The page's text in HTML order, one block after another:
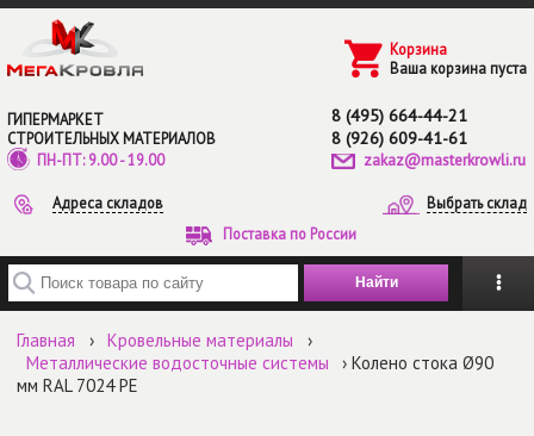
Перейти к основному содержанию
ГИПЕРМАРКЕТ
СТРОИТЕЛЬНЫХ МАТЕРИАЛОВ
ПН-ПТ: 9.00 - 19.00
8 (495) 664-44-21
8 (926) 609-41-61
zakaz@masterkrowli.ru
Адреса складов
Выбрать склад
Поставка по России
Корзина
Ваша корзина пуста
Введите ключевые слова для поиска
Главная › Кровельные материалы
›
Металлические водосточные системы
› Колено стока Ø90
мм RAL 7024 РЕ